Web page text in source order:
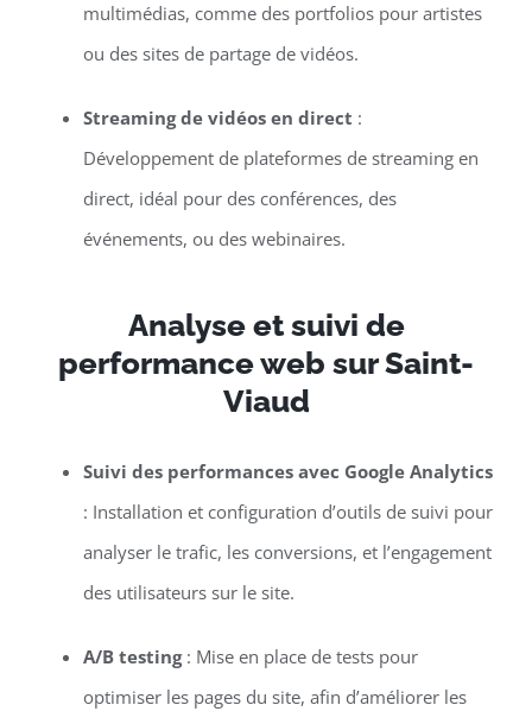
multimédias, comme des portfolios pour artistes
ou des sites de partage de vidéos.
Streaming de vidéos en direct :
Développement de plateformes de streaming en
direct, idéal pour des conférences, des
événements, ou des webinaires.
Analyse et suivi de
performance web sur Saint-
Viaud
Suivi des performances avec Google Analytics
: Installation et configuration d’outils de suivi pour
analyser le trafic, les conversions, et l’engagement
des utilisateurs sur le site.
A/B testing: Mise en place de tests pour
optimiser les pages du site, afin d’améliorer les